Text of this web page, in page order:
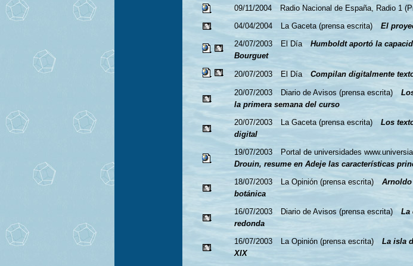
09/11/2004 Radio Nacional de España, Radio 1
04/04/2004
La Gaceta (prensa escrita)
El
24/07/2003
El Día
Humboldt aportó la
Bourguet
20/07/2003 El Día Compilan digitalmente
20/07/2003 Diario de Avisos (prensa escrita)
la primera semana del curso
20/07/2003
La Gaceta (prensa escrita)
Los
digital
19/07/2003
Portal de universidades
Drouin, resume en Adeje las características
18/07/2003
La Opinión (prensa escrita)
Arnoldo
botánica
16/07/2003
Diario de Avisos (prensa escrita)
La
redonda
16/07/2003
La Opinión (prensa escrita)
La isla
XIX